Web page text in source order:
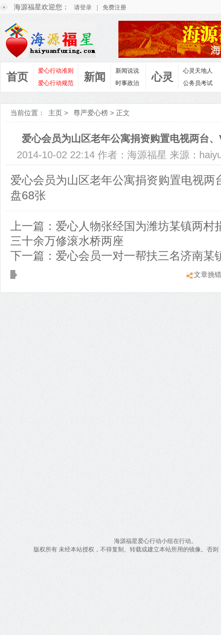
海源福星欢迎您： 请登录 免费注册
首页
爱心行动准则
爱心行动规范
新闻
新闻说说
时事政治
心灵
心灵天地人
公务员考试
当前位置： 主页 > 尊严爱心榜 > 正文
爱心会员为山区老年公寓捐资购置电视两台
2014-10-02 22:14 作者：海源福星 来源：
爱心会员为山区老年公寓捐资购置电视两
盘68张
上一篇： 爱心人物张经国为潍坊某镇两村
三十余万修滚水桥两座
下一篇： 爱心会员一对一帮扶三名济南某
文章挑错
海源福星爱心行动小组在行动。
版权所有 未经本站授权，不得复制、转载或建立本站所用的镜像。否则